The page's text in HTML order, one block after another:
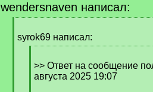
wendersnaven написал:
q
syrok69 написал:
q
]
>> Ответ на сообщение
августа 2025 19:07